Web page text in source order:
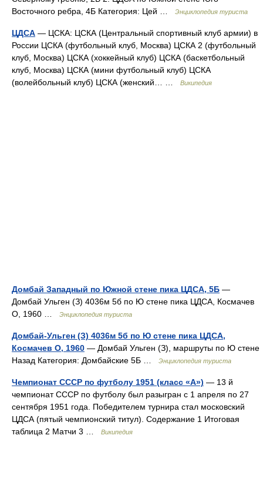
Восточного ребра, 4Б Категория: Цей …
Энциклопедия туриста
ЦДСА — ЦСКА: ЦСКА (Центральный спортивный клуб армии) в
России ЦСКА (футбольный клуб, Москва) ЦСКА 2 (футбольный
клуб, Москва) ЦСКА (хоккейный клуб) ЦСКА (баскетбольный
клуб, Москва) ЦСКА (мини футбольный клуб) ЦСКА
(волейбольный клуб) ЦСКА (женский… …
Википедия
Домбай Западный по Южной стене пика ЦДСА, 5Б —
Домбай Ульген (З) 4036м 5б по Ю стене пика ЦДСА, Космачев
О, 1960 …
Энциклопедия туриста
Домбай-Ульген (З) 4036м 5б по Ю стене пика ЦДСА,
Космачев О, 1960 — Домбай Ульген (З), маршруты по Ю стене
Назад Категория: Домбайские 5Б …
Энциклопедия туриста
Чемпионат СССР по футболу 1951 (класс «А») — 13 й
чемпионат СССР по футболу был разыгран с 1 апреля по 27
сентября 1951 года. Победителем турнира стал московский
ЦДСА (пятый чемпионский титул). Содержание 1 Итоговая
таблица 2 Матчи 3 …
Википедия